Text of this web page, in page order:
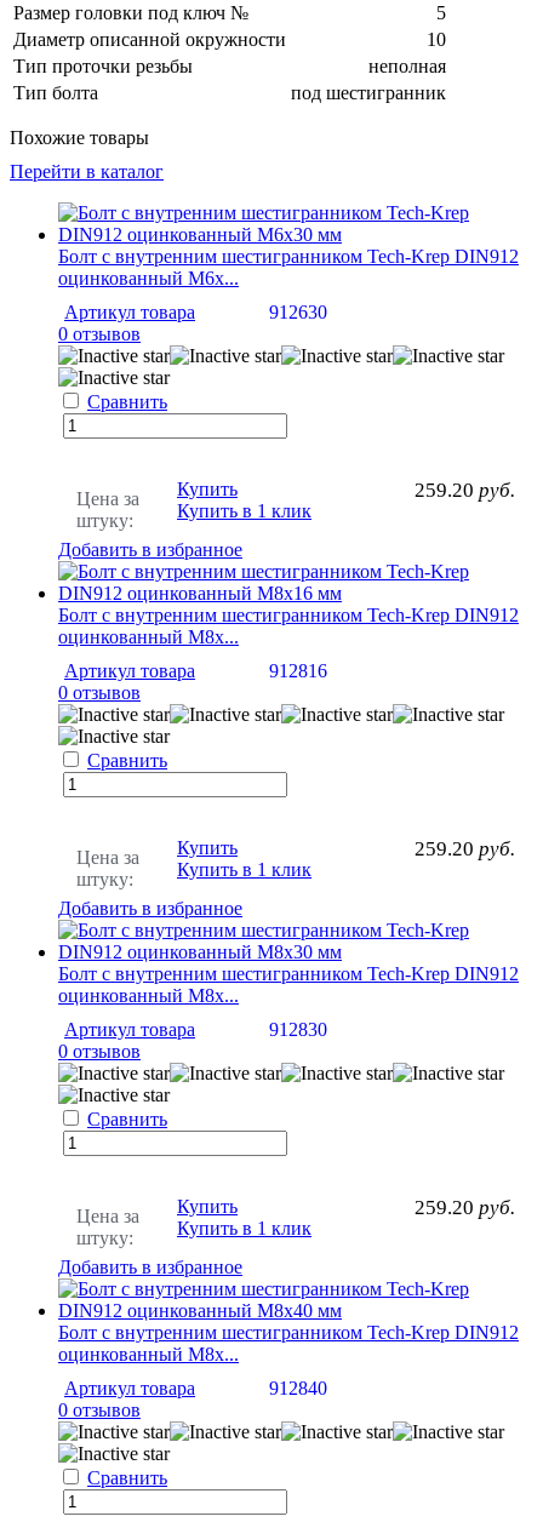
Размер головки под ключ №
5
Диаметр описанной окружности
10
Тип проточки резьбы
неполная
Тип болта
под шестигранник
Похожие товары
Перейти в каталог
Болт с внутренним шестигранником Tech-Krep DIN912
оцинкованный М6х...
Артикул товара
912630
0 отзывов
Сравнить
Цена за
штуку:
259.20 руб.
Купить
Купить в 1 клик
Добавить в избранное
Болт с внутренним шестигранником Tech-Krep DIN912
оцинкованный М8х...
Артикул товара
912816
0 отзывов
Сравнить
Цена за
штуку:
259.20 руб.
Купить
Купить в 1 клик
Добавить в избранное
Болт с внутренним шестигранником Tech-Krep DIN912
оцинкованный М8х...
Артикул товара
912830
0 отзывов
Сравнить
Цена за
штуку:
259.20 руб.
Купить
Купить в 1 клик
Добавить в избранное
Болт с внутренним шестигранником Tech-Krep DIN912
оцинкованный М8х...
Артикул товара
912840
0 отзывов
Сравнить